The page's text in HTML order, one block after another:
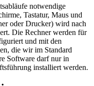
notwendige
Tastatur, Maus und
oder Drucker) wird nach
Die Rechner werden für
und mit den
die wir im Standard
Software darf nur in
installiert werden.